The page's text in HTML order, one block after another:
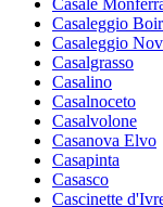
Casaleggio
Casaleggio
Casalgrasso
Casalino
Casalnoceto
Casalvolone
Casanova Elvo
Casapinta
Casasco
Cascinette